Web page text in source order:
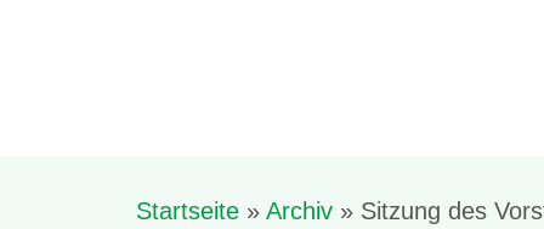
Startseite » Archiv » Sitzung des